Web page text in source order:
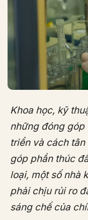
Khoa học, kỹ
những đóng góp
triển và cách
góp phần thúc
loại, một số nhà
phải chịu rủi ro
sáng chế của